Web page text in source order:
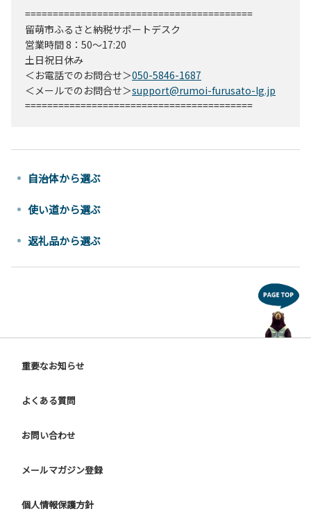
=========================================
留萌市ふるさと納税サポートデスク
営業時間 8：50～17:20
土日祝日休み
＜お電話でのお問合せ＞050-5846-1687
＜メールでのお問合せ＞support@rumoi-furusato-lg.jp
=========================================
自治体から選ぶ
使い道から選ぶ
返礼品から選ぶ
重要なお知らせ
よくある質問
お問い合わせ
メールマガジン登録
個人情報保護方針